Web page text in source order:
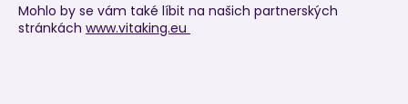
Mohlo by se vám také líbit na našich partnerských
stránkách www.vitaking.eu